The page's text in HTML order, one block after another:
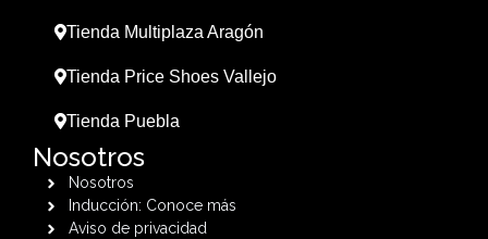
Tienda Multiplaza Aragón
Tienda Price Shoes Vallejo
Tienda Puebla
Nosotros
Nosotros
Inducción: Conoce más
Aviso de privacidad